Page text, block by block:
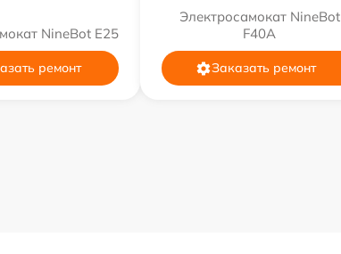
NineBot E25
ремонт
Электросамокат NineBot
F40A
Заказать ремонт